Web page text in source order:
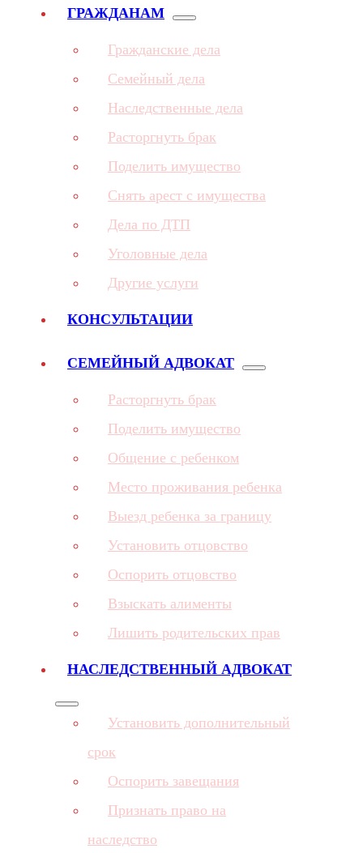
ГРАЖДАНАМ
Гражданские дела
Семейный дела
Наследственные дела
Расторгнуть брак
Поделить имущество
Снять арест с имущества
Дела по ДТП
Уголовные дела
Другие услуги
КОНСУЛЬТАЦИИ
СЕМЕЙНЫЙ АДВОКАТ
Расторгнуть брак
Поделить имущество
Общение с ребенком
Место проживания ребенка
Выезд ребенка за границу
Установить отцовство
Оспорить отцовство
Взыскать алименты
Лишить родительских прав
НАСЛЕДСТВЕННЫЙ АДВОКАТ
Установить дополнительный
срок
Оспорить завещания
Признать право на
наследство